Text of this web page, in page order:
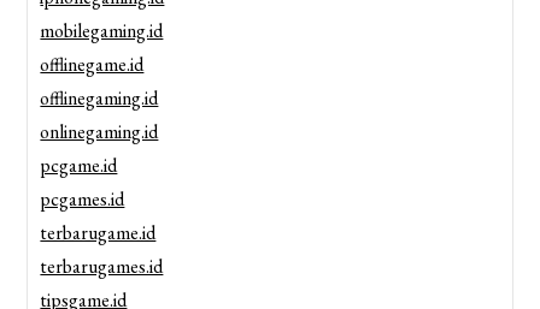
mobilegaming.id
offlinegame.id
offlinegaming.id
onlinegaming.id
pcgame.id
pcgames.id
terbarugame.id
terbarugames.id
tipsgame.id